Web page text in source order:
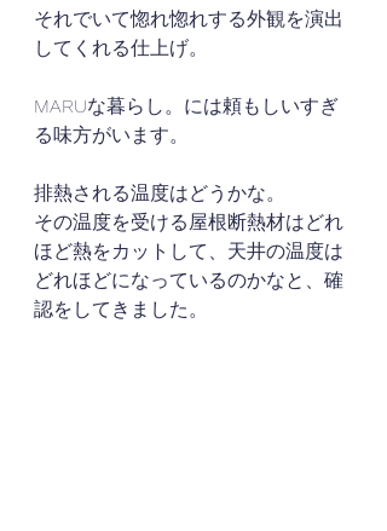
それでいて惚れ惚れする外観を演出
してくれる仕上げ。
MARUな暮らし。には頼もしいすぎ
る味方がいます。
排熱される温度はどうかな。
その温度を受ける屋根断熱材はどれ
ほど熱をカットして、天井の温度は
どれほどになっているのかなと、確
認をしてきました。